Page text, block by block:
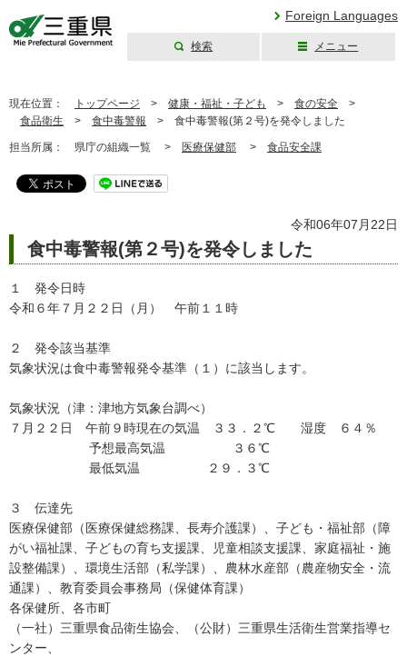
Foreign Languages
検索 メニュー
現在位置： トップページ > 健康・福祉・子ども > 食の安全 >
食品衛生 > 食中毒警報 > 食中毒警報(第２号)を発令しました
担当所属： 県庁の組織一覧 > 医療保健部 > 食品安全課
令和06年07月22日
食中毒警報(第２号)を発令しました
１ 発令日時
令和６年７月２２日（月） 午前１１時
２ 発令該当基準
気象状況は食中毒警報発令基準（１）に該当します。
気象状況（津：津地方気象台調べ）
７月２２日 午前９時現在の気温 ３３．２℃ 湿度 ６４％
予想最高気温 ３６℃
最低気温 ２９．３℃
３ 伝達先
医療保健部（医療保健総務課、長寿介護課）、子ども・福祉部（障
がい福祉課、子どもの育ち支援課、児童相談支援課、家庭福祉・施
設整備課）、環境生活部（私学課）、農林水産部（農産物安全・流
通課）、教育委員会事務局（保健体育課）
各保健所、各市町
（一社）三重県食品衛生協会、（公財）三重県生活衛生営業指導セ
ンター、